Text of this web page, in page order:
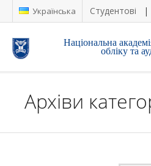
Українська Студентові
Національна
обліку та
Архіви